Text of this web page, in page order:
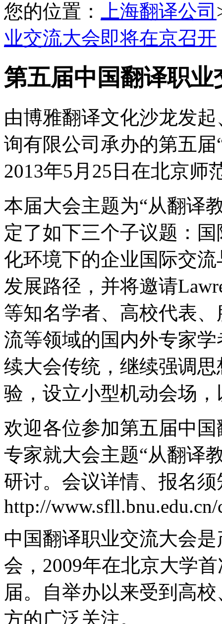
您的位置： 上海翻译公司
业交流大会即将在京召开
第五届中国翻译职
由博雅翻译文化沙龙发
询有限公司承办的第五
2013年5月25日在北京师
本届大会主题为“从翻译
定了如下三个子议题：
化环境下的企业国际交
发展路径，并将邀请
等知名学者、高校代表
流等领域的国内外专家
续大会传统，继续强调
验，设立小型机动会场
欢迎各位参加第五届中
专家就大会主题“从翻译
研讨。会议详情、报名
http://
中国翻译职业交流大会
会，2009年在北京大学
届。自举办以来受到高
方的广泛关注。